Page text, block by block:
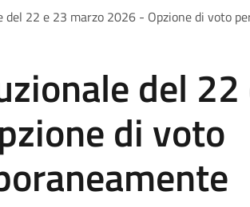
22 e 23 marzo 2026 - Opzione di voto
del 22
di voto